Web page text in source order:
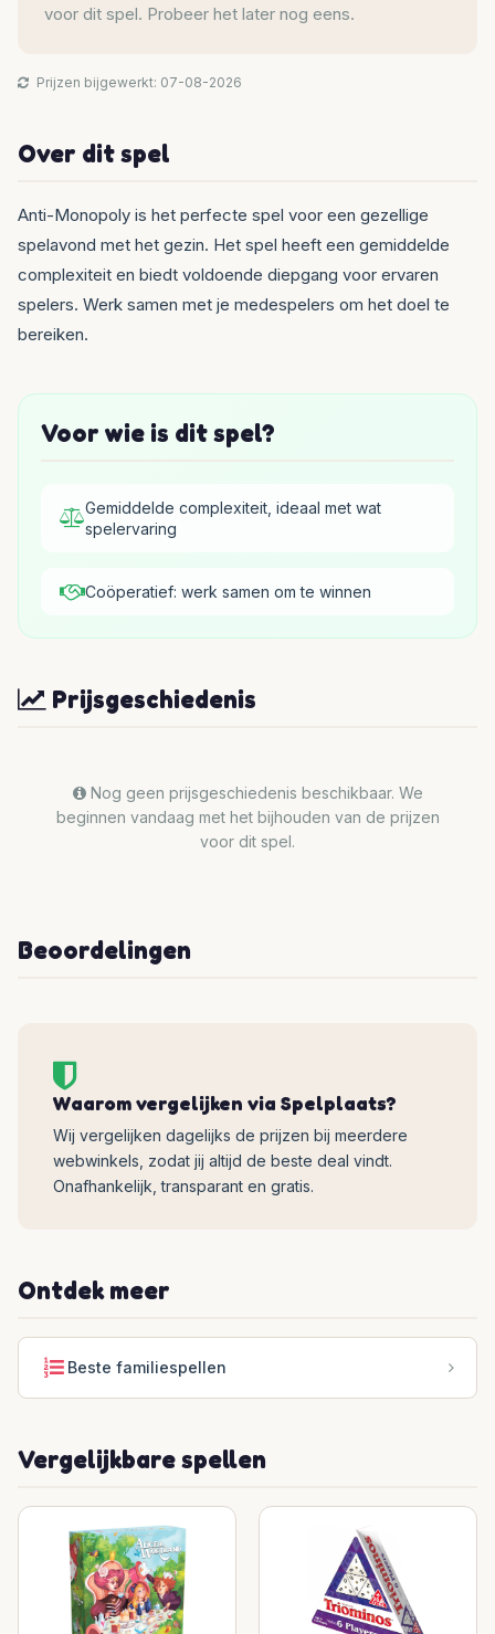
voor dit spel. Probeer het later nog eens.
Prijzen bijgewerkt: 07-08-2026
Over dit spel
Anti-Monopoly is het perfecte spel voor een gezellige
spelavond met het gezin. Het spel heeft een gemiddelde
complexiteit en biedt voldoende diepgang voor ervaren
spelers. Werk samen met je medespelers om het doel te
bereiken.
Voor wie is dit spel?
Gemiddelde complexiteit, ideaal met wat
spelervaring
Coöperatief: werk samen om te winnen
Prijsgeschiedenis
Nog geen prijsgeschiedenis beschikbaar. We
beginnen vandaag met het bijhouden van de prijzen
voor dit spel.
Beoordelingen
Waarom vergelijken via Spelplaats?
Wij vergelijken dagelijks de prijzen bij meerdere
webwinkels, zodat jij altijd de beste deal vindt.
Onafhankelijk, transparant en gratis.
Ontdek meer
Beste familiespellen
Vergelijkbare spellen